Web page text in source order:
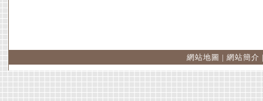
網站地圖 | 網站簡介